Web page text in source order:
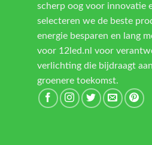
scherp oog voor innovatie
selecteren we de beste
energie besparen en lang
voor 12led.nl voor
verlichting die bijdraagt
groenere toekomst.